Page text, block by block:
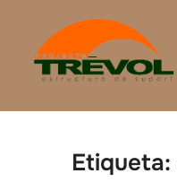
contenido
Etiqueta: